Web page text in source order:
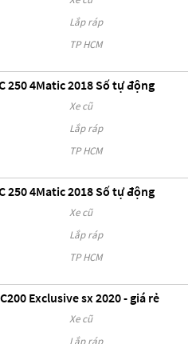
Lắp ráp
TP HCM
250 4Matic 2018 Số tự động
Xe cũ
Lắp ráp
TP HCM
250 4Matic 2018 Số tự động
Xe cũ
Lắp ráp
TP HCM
Exclusive sx 2020 - giá rẻ
Xe cũ
Lắp ráp